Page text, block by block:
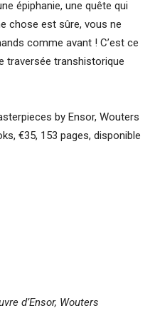
épiphanie, une quête qui
chose est sûre, vous ne
comme avant ! C’est ce
traversée transhistorique
by Ensor, Wouters
€35, 153 pages, disponible
d’Ensor, Wouters